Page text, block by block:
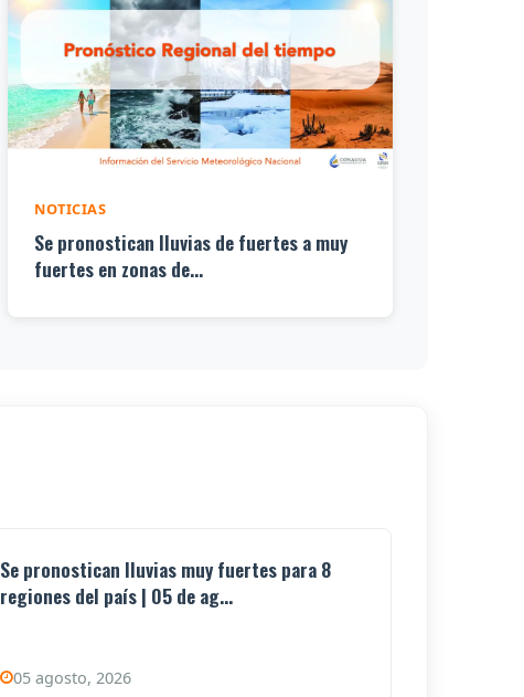
NOTICIAS
Se pronostican lluvias de fuertes a muy
fuertes en zonas de...
Se pronostican lluvias muy fuertes para 8
regiones del país | 05 de ag...
05 agosto, 2026